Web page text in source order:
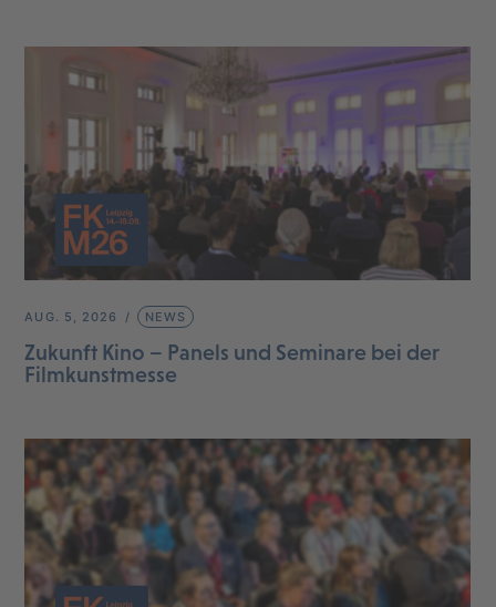
AUG. 5, 2026 NEWS
Zukunft Kino – Panels und Seminare bei der
Filmkunstmesse